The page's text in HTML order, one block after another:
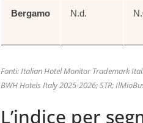
Bergamo N.d.
Fonti: Italian Hotel Monitor Trademark
BWH Hotels Italy 2025-2026; STR;
L’indice per